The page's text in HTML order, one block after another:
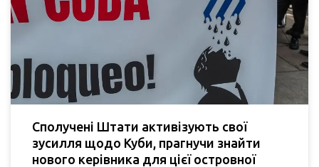
Сполучені Штати активізують свої
зусилля щодо Куби, прагнучи знайти
нового керівника для цієї островної